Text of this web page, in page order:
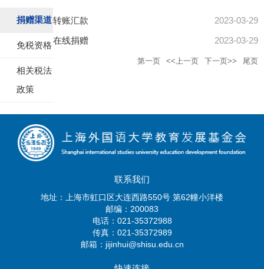
捐赠渠道
免税资格
相关税法
政策
2023-03-29
转账汇款
2023-03-29
在线捐赠
第一页 <<上一页 下一页>> 尾页
联系我们
地址：上海市虹口区大连西路550号 第62幢小洋楼
邮编：200083
电话：021-35372988
传真：021-35372989
邮箱：jijinhui@shisu.edu.cn